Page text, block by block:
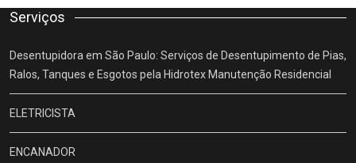
Serviços
Desentupidora em São Paulo: Serviços de Desentupimento de Pias,
Ralos, Tanques e Esgotos pela Hidrotex Manutenção Residencial
ELETRICISTA
ENCANADOR